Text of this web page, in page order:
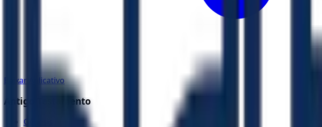
Baixar Aplicativo
Antigo Testamento
Gênesis